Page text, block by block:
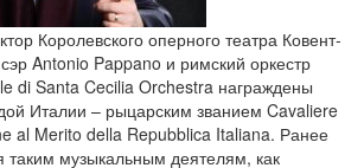
Королевского оперного театра Ковент-
Antonio Pappano и римский оркестр
di Santa Cecilia Orchestra награждены
Италии – рыцарским званием Cavaliere
al Merito della Repubblica Italiana. Ранее
таким музыкальным деятелям, как